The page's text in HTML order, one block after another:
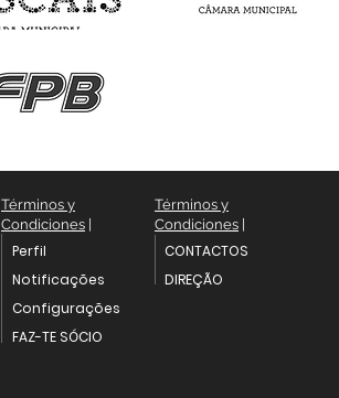
Términos y
Condiciones
Perfil
Notificações
Configurações
FAZ-TE SÓCIO
Términos y
Condiciones
CONTACTOS
DIREÇÃO